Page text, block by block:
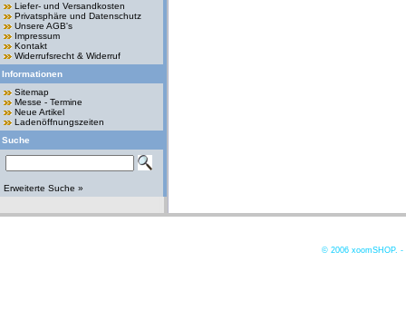
Liefer- und Versandkosten
Privatsphäre und Datenschutz
Unsere AGB's
Impressum
Kontakt
Widerrufsrecht & Widerruf
Informationen
Sitemap
Messe - Termine
Neue Artikel
Ladenöffnungszeiten
Suche
Erweiterte Suche »
© 2006 xoomSHOP. -